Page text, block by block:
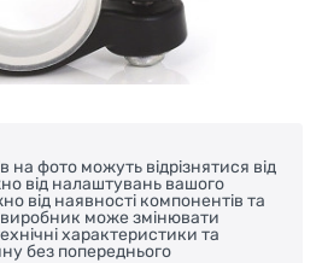
на фото можуть відрізнятися від
від налаштувань вашого
від наявності компонентів та
виробник може змінювати
характеристики та
без попереднього